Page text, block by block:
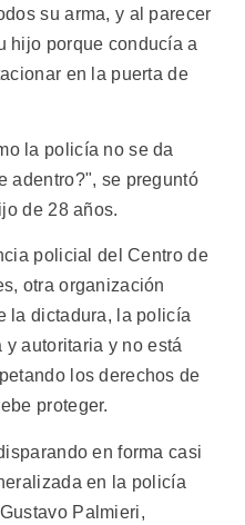
su arma, y al parecer
hijo porque conducía a
en la puerta de
la policía no se da
adentro?", se preguntó
de 28 años.
policial del Centro de
otra organización
la dictadura, la policía
autoritaria y no está
los derechos de
proteger.
en forma casi
en la policía
Palmieri,